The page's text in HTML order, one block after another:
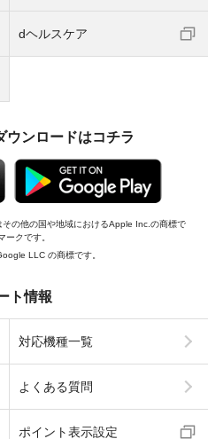
dヘルスケア
ウンロードはコチラ
の他の国や地域におけるApple Inc.の商標で
クです。
LLC の商標です。
ト情報
対応機種一覧
よくある質問
ポイント表示設定